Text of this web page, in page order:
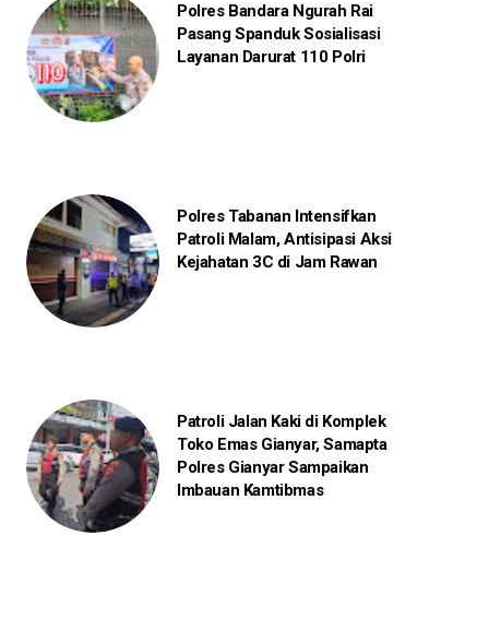
Polres Bandara Ngurah Rai
Pasang Spanduk Sosialisasi
Layanan Darurat 110 Polri
Polres Tabanan Intensifkan
Patroli Malam, Antisipasi Aksi
Kejahatan 3C di Jam Rawan
Patroli Jalan Kaki di Komplek
Toko Emas Gianyar, Samapta
Polres Gianyar Sampaikan
Imbauan Kamtibmas